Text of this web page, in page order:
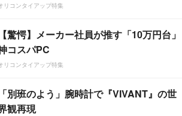
リコンタイアップ特集
【驚愕】メーカー社員が推す「10万円台」
コスパPC
リコンタイアップ特集
「別班のよう」腕時計で『VIVANT』の世
観再現